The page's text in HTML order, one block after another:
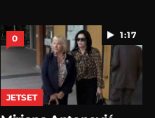
1:17
0
JETSET